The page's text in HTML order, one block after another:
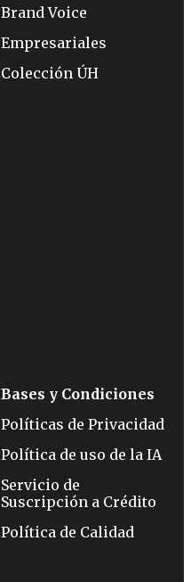
Brand Voice
Empresariales
Colección ÚH
Bases y Condiciones
Políticas de Privacidad
Política de uso de la IA
Servicio de
Suscripción a Crédito
Política de Calidad